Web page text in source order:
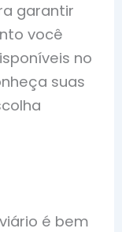
garantir
você
no
suas
é bem